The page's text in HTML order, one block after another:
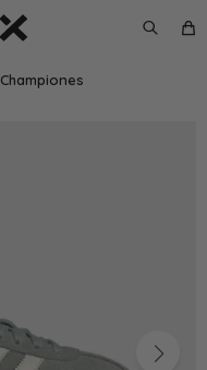
Championes